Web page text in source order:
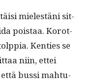
mielestäni sit­
pois­taa. Korot­
Ken­ties se
niin, ettei
bus­si mah­tu­